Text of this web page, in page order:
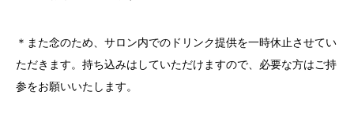
＊また念のため、サロン内でのドリンク提供を一時休止させてい
ただきます。持ち込みはしていただけますので、必要な方はご持
参をお願いいたします。